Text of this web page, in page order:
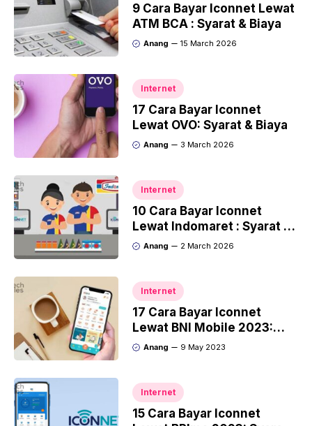
9 Cara Bayar Iconnet Lewat
ATM BCA : Syarat & Biaya
Anang 15 March 2026
Internet
17 Cara Bayar Iconnet
Lewat OVO: Syarat & Biaya
Anang 3 March 2026
Internet
10 Cara Bayar Iconnet
Lewat Indomaret : Syarat &
Biaya
Anang 2 March 2026
Internet
17 Cara Bayar Iconnet
Lewat BNI Mobile 2023:
Syarat & Biaya
Anang 9 May 2023
Internet
15 Cara Bayar Iconnet